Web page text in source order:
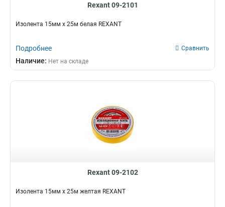
Rexant 09-2101
Изолента 15мм х 25м белая REXANT
Подробнее Сравнить
Наличие: Нет на складе
Rexant 09-2102
Изолента 15мм х 25м желтая REXANT